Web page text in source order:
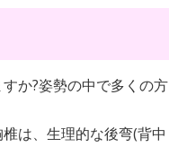
か?姿勢の中で多くの方
は、生理的な後弯(背中